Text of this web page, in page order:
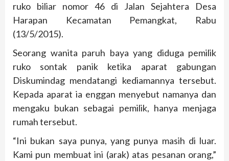
ruko biliar nomor 46 di Jalan Sejahtera Desa
Harapan Kecamatan Pemangkat, Rabu
(13/5/2015).
Seorang wanita paruh baya yang diduga pemilik
ruko sontak panik ketika aparat gabungan
Diskumindag mendatangi kediamannya tersebut.
Kepada aparat ia enggan menyebut namanya dan
mengaku bukan sebagai pemilik, hanya menjaga
rumah tersebut.
“Ini bukan saya punya, yang punya masih di luar.
Kami pun membuat ini (arak) atas pesanan orang,”